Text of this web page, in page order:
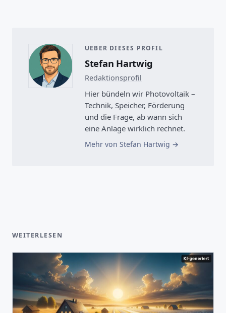
UEBER DIESES PROFIL
Stefan Hartwig
Redaktionsprofil
Hier bündeln wir Photovoltaik –
Technik, Speicher, Förderung
und die Frage, ab wann sich
eine Anlage wirklich rechnet.
Mehr von Stefan Hartwig
WEITERLESEN